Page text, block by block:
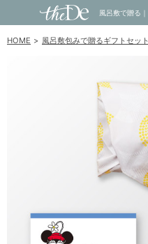
HOME 風呂敷包みで贈るギフトセット